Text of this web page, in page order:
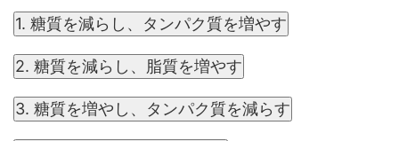
1. 糖質を減らし、タンパク質を増やす
2. 糖質を減らし、脂質を増やす
3. 糖質を増やし、タンパク質を減らす